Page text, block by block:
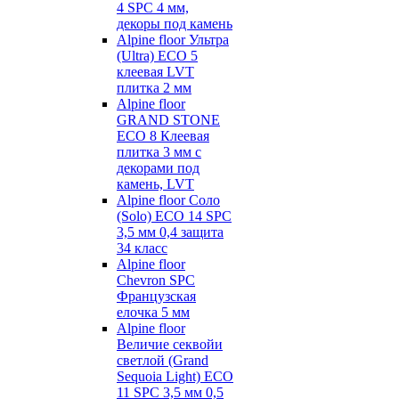
4 SPC 4 мм,
декоры под камень
Alpine floor Ультра
(Ultra) ECO 5
клеевая LVT
плитка 2 мм
Alpine floor
GRAND STONE
ECO 8 Клеевая
плитка 3 мм с
декорами под
камень, LVT
Alpine floor Соло
(Solo) ECO 14 SPC
3,5 мм 0,4 защита
34 класс
Alpine floor
Chevron SPC
Французская
елочка 5 мм
Alpine floor
Величие секвойи
светлой (Grand
Sequoia Light) ECO
11 SPC 3,5 мм 0,5